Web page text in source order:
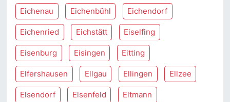
Eichenau Eichenbühl Eichendorf
Eichenried Eichstätt Eiselfing
Eisenburg Eisingen Eitting
Elfershausen Ellgau Ellingen Ellzee
Elsendorf Elsenfeld Eltmann